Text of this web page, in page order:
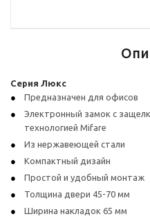
Серия Люкс
Предназначен для офисов
Электронный замок с
технологией Mifare
Из нержавеющей стали
Компактный дизайн
Простой и удобный монтаж
Толщина двери 45-70 мм
Ширина накладок 65 мм